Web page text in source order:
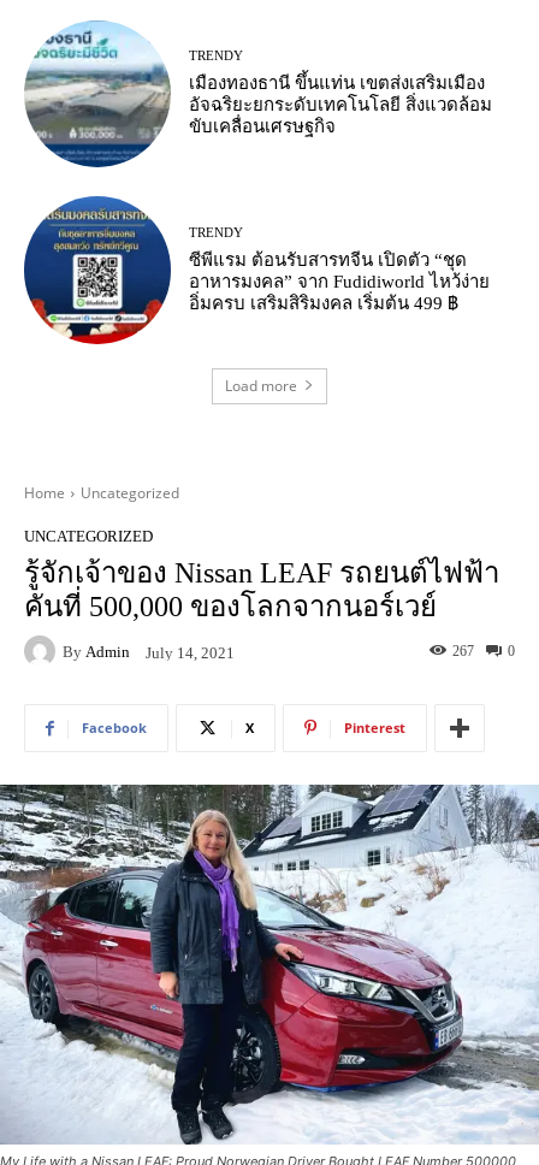
TRENDY
เมืองทองธานี ขึ้นแท่น เขตส่งเสริมเมือง
อัจฉริยะยกระดับเทคโนโลยี สิ่งแวดล้อม
ขับเคลื่อนเศรษฐกิจ
TRENDY
ซีพีแรม ต้อนรับสารทจีน เปิดตัว “ชุด
อาหารมงคล” จาก Fudidiworld ไหว้ง่าย
อิ่มครบ เสริมสิริมงคล เริ่มต้น 499 ฿
Load more